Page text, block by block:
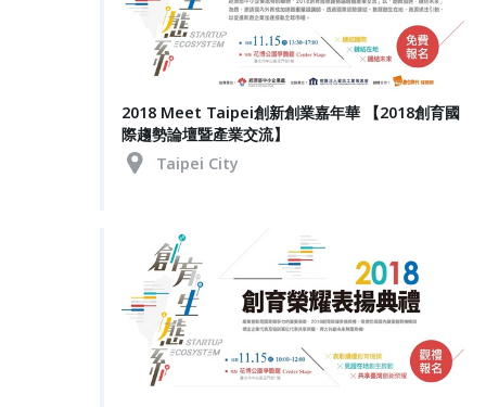
2018 Meet Taipei創新創業嘉年華 【2018創育國
際趨勢論壇暨產業交流】
Taipei City